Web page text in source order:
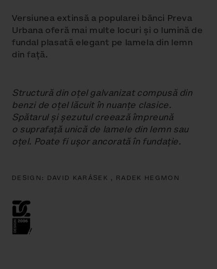
Versiunea extinsă a popularei bănci Preva
Urbana oferă mai multe locuri și o lumină de
fundal plasată elegant pe lamela din lemn
din față.
Structură din oţel galvanizat compusă din
benzi de oţel lăcuit în nuanţe clasice.
Spătarul şi șezutul creează împreună
o suprafaţă unică de lamele din lemn sau
oţel. Poate fi uşor ancorată în fundaţie.
DESIGN: DAVID KARÁSEK , RADEK HEGMON